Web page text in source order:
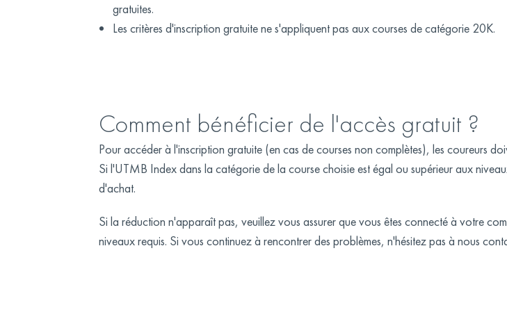
gratuites.
Les critères d'inscription gratuite ne s'appliquent pas aux courses de catégorie 20K.
Comment bénéficier de l'accès gratuit ?
Pour accéder à l'inscription gratuite (en cas de courses non complètes), les coureurs
Si l'UTMB Index dans la catégorie de la course choisie est égal ou supérieur aux
d'achat.
Si la réduction n'apparaît pas, veuillez vous assurer que vous êtes connecté à votre
niveaux requis. Si vous continuez à rencontrer des problèmes, n'hésitez pas à nous